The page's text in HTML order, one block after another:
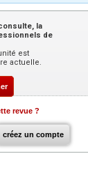
la
de
est
actuelle.
revue ?
créez un compte